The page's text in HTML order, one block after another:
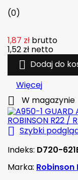
(0)
1,87 zł brutto
1,52 zł netto
 Dodaj do
Więcej
 W magazynie
 Szybki
Indeks: D720-
Marka: